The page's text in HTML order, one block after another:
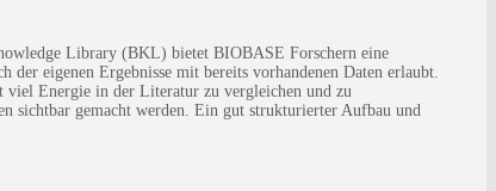
Library (BKL) bietet BIOBASE Forschern eine
eigenen Ergebnisse mit bereits vorhandenen Daten erlaubt.
viel Energie in der Literatur zu vergleichen und zu
sichtbar gemacht werden. Ein gut strukturierter Aufbau und